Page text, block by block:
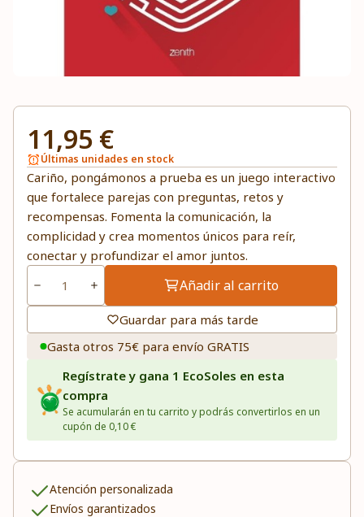
11,95 €
Últimas unidades en stock
Cariño, pongámonos a prueba es un juego interactivo
que fortalece parejas con preguntas, retos y
recompensas. Fomenta la comunicación, la
complicidad y crea momentos únicos para reír,
conectar y profundizar el amor juntos.
Añadir al carrito
Guardar para más tarde
Gasta otros 75€ para envío GRATIS
Regístrate y gana 1 EcoSoles en esta
compra
Se acumularán en tu carrito y podrás convertirlos en un
cupón de 0,10 €
Atención personalizada
Envíos garantizados